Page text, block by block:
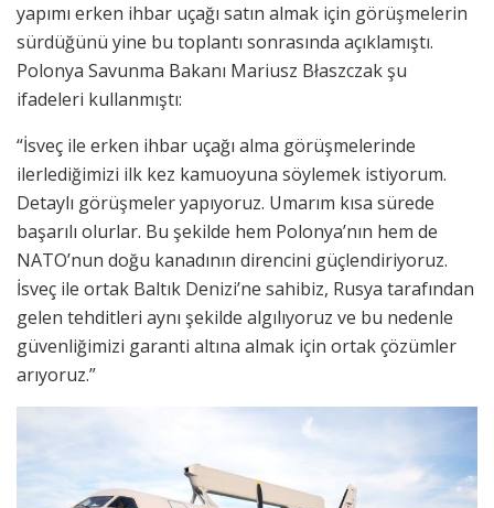
yapımı erken ihbar uçağı satın almak için görüşmelerin
sürdüğünü yine bu toplantı sonrasında açıklamıştı.
Polonya Savunma Bakanı Mariusz Błaszczak şu
ifadeleri kullanmıştı:
“İsveç ile erken ihbar uçağı alma görüşmelerinde
ilerlediğimizi ilk kez kamuoyuna söylemek istiyorum.
Detaylı görüşmeler yapıyoruz. Umarım kısa sürede
başarılı olurlar. Bu şekilde hem Polonya’nın hem de
NATO’nun doğu kanadının direncini güçlendiriyoruz.
İsveç ile ortak Baltık Denizi’ne sahibiz, Rusya tarafından
gelen tehditleri aynı şekilde algılıyoruz ve bu nedenle
güvenliğimizi garanti altına almak için ortak çözümler
arıyoruz.”